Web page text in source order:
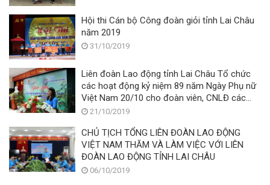
Hội thi Cán bộ Công đoàn giỏi tỉnh Lai Châu
năm 2019
31/10/2019
Liên đoàn Lao động tỉnh Lai Châu Tổ chức
các hoạt động kỷ niệm 89 năm Ngày Phụ nữ
Việt Nam 20/10 cho đoàn viên, CNLĐ các
doanh nghiệp trên địa bàn Thành phố
21/10/2019
CHỦ TỊCH TỔNG LIÊN ĐOÀN LAO ĐỘNG
VIỆT NAM THĂM VÀ LÀM VIỆC VỚI LIÊN
ĐOÀN LAO ĐỘNG TỈNH LAI CHÂU
06/10/2019